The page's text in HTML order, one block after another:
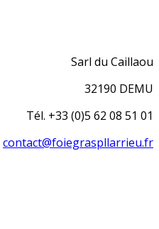
Sarl du Caillaou
32190 DEMU
Tél. +33 (0)5 62 08 51 01
contact@foiegraspllarrieu.fr